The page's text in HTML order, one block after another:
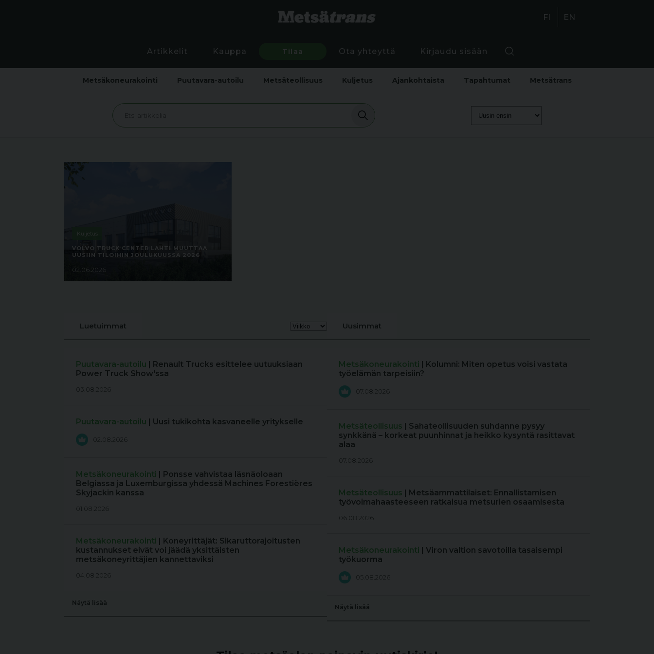
FI EN
Artikkelit Kauppa Tilaa Ota yhteyttä Kirjaudu sisään
Metsäkoneurakointi Puutavara-autoilu Metsäteollisuus Kuljetus Ajankohtaista Tapahtumat Metsätrans
Kuljetus
VOLVO TRUCK CENTER LAHTI MUUTTAA
UUSIIN TILOIHIN JOULUKUUSSA 2026
02.06.2026
Luetuimmat
Puutavara-autoilu | Renault Trucks esittelee uutuuksiaan
Power Truck Show'ssa
03.08.2026
Puutavara-autoilu | Uusi tukikohta kasvaneelle yritykselle
02.08.2026
Metsäkoneurakointi | Ponsse vahvistaa läsnäoloaan
Belgiassa ja Luxemburgissa yhdessä Machines Forestières
Skyjackin kanssa
01.08.2026
Metsäkoneurakointi | Koneyrittäjät: Sikaruttorajoitusten
kustannukset eivät voi jäädä yksittäisten
metsäkoneyrittäjien kannettaviksi
04.08.2026
Näytä lisää
Uusimmat
Metsäkoneurakointi | Kolumni: Miten opetus voisi vastata
työelämän tarpeisiin?
07.08.2026
Metsäteollisuus | Sahateollisuuden suhdanne pysyy
synkkänä – korkeat puunhinnat ja heikko kysyntä rasittavat
alaa
07.08.2026
Metsäteollisuus | Metsäammattilaiset: Ennallistamisen
työvoimahaasteeseen ratkaisua metsurien osaamisesta
06.08.2026
Metsäkoneurakointi | Viron valtion savotoilla tasaisempi
työkuorma
05.08.2026
Näytä lisää